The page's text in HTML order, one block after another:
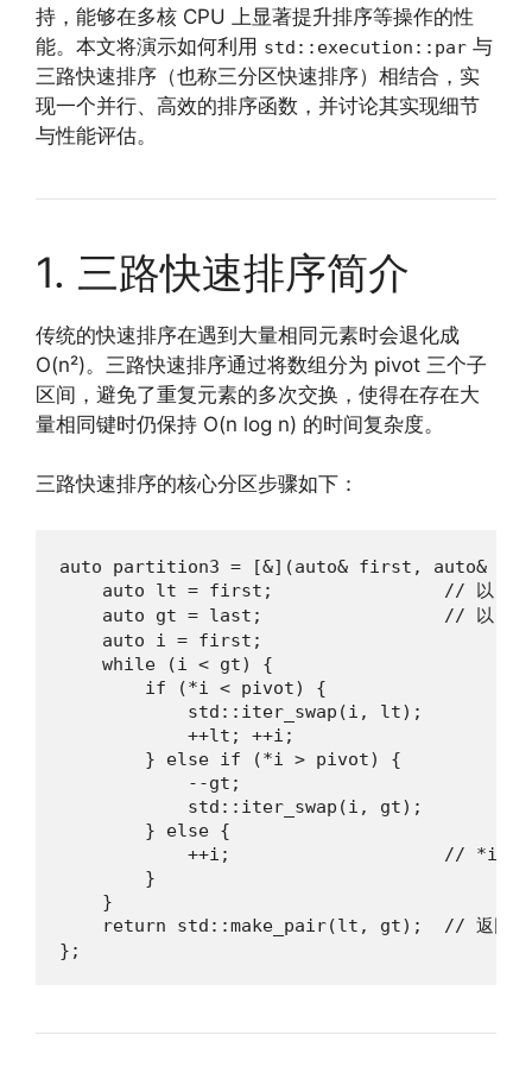
持，能够在多核 CPU 上显著提升排序等操作的性
能。本文将演示如何利用 std::execution::par 与
三路快速排序（也称三分区快速排序）相结合，实
现一个并行、高效的排序函数，并讨论其实现细节
与性能评估。
1. 三路快速排序简介
传统的快速排序在遇到大量相同元素时会退化成
O(n²)。三路快速排序通过将数组分为 pivot 三个子
区间，避免了重复元素的多次交换，使得在存在大
量相同键时仍保持 O(n log n) 的时间复杂度。
三路快速排序的核心分区步骤如下：
auto partition3 = [&](auto& first, auto&
auto lt = first;                // 以 <
auto gt = last;                 // 以 >
    auto i = first;
    while (i < gt) {
        if (*i < pivot) {
            std::iter_swap(i, lt);
            ++lt; ++i;
        } else if (*i > pivot) {
            --gt;
            std::iter_swap(i, gt);
        } else {
++i;                    // *i
        }
    }
return std::make_pair(lt, gt);  // 返回 <
};